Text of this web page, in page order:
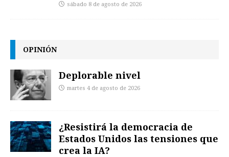
sábado 8 de agosto de 2026
OPINIÓN
Deplorable nivel
martes 4 de agosto de 2026
¿Resistirá la democracia de
Estados Unidos las tensiones que
crea la IA?